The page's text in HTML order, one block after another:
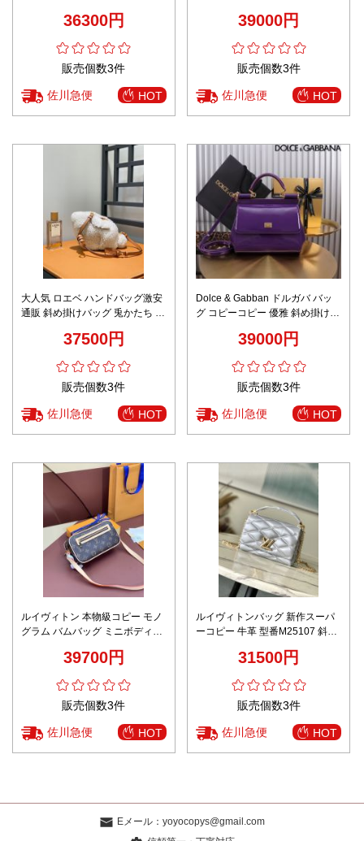
36300円
販売個数3件
佐川急便 HOT
39000円
販売個数3件
佐川急便 HOT
大人気 ロエベ ハンドバッグ激安
通販 斜め掛けバッグ 兎かたち 可
37500円
販売個数3件
佐川急便 HOT
Dolce & Gabban ドルガバ バッ
グ コピーコピー 優雅 斜め掛けバ
39000円
販売個数3件
佐川急便 HOT
ルイヴィトン 本物級コピー モノ
グラム バムバッグ ミニボディバ
39700円
販売個数3件
佐川急便 HOT
ルイヴィトンバッグ 新作スーパ
ーコピー 牛革 型番M25107 斜め
ファッション シルバー
31500円
販売個数3件
佐川急便 HOT
Eメール： yoyocopys@gmail.com